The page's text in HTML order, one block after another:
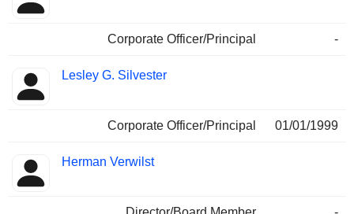
Corporate Officer/Principal -
Lesley G. Silvester
Corporate Officer/Principal 01/01/1999
Herman Verwilst